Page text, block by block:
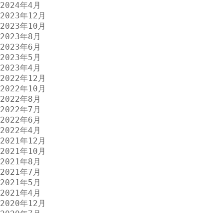
2024年4月
2023年12月
2023年10月
2023年8月
2023年6月
2023年5月
2023年4月
2022年12月
2022年10月
2022年8月
2022年7月
2022年6月
2022年4月
2021年12月
2021年10月
2021年8月
2021年7月
2021年5月
2021年4月
2020年12月